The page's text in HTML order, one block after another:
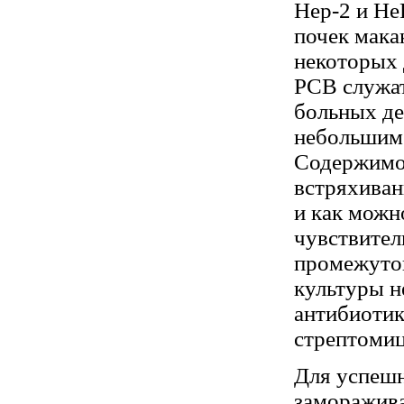
Нер-2 и
почек
РСВ
больных
небольшим
и как
культуры
Для